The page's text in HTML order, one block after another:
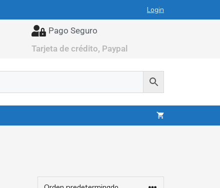
Login
Pago Seguro
Tarjeta de crédito, Paypal